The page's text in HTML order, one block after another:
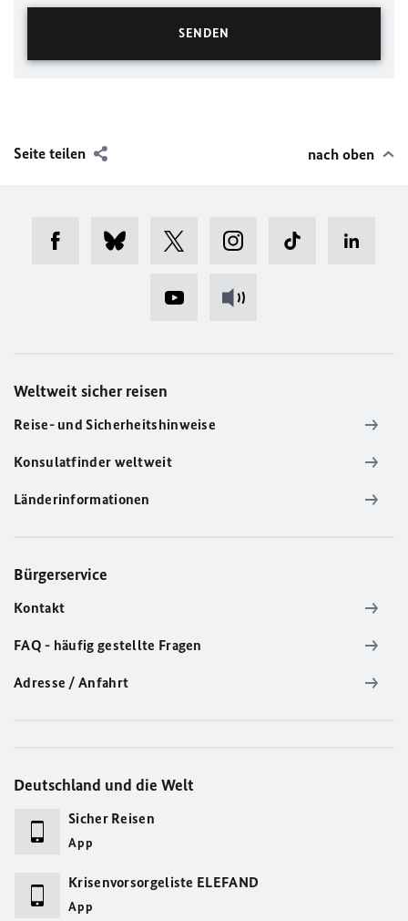
Seite teilen nach oben
Weltweit sicher reisen
Reise- und Sicherheitshinweise
Konsulatfinder weltweit
Länderinformationen
Bürgerservice
Kontakt
FAQ - häufig gestellte Fragen
Adresse / Anfahrt
Deutschland und die Welt
Sicher Reisen
App
Krisenvorsorgeliste ELEFAND
App